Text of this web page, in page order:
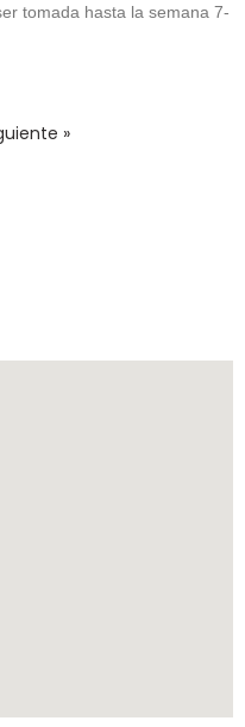
tomada hasta la semana 7-
»